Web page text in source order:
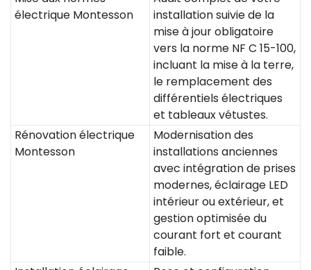
électrique Montesson
installation suivie de la
mise à jour obligatoire
vers la norme NF C 15-100,
incluant la mise à la terre,
le remplacement des
différentiels électriques
et tableaux vétustes.
Rénovation électrique
Montesson
Modernisation des
installations anciennes
avec intégration de prises
modernes, éclairage LED
intérieur ou extérieur, et
gestion optimisée du
courant fort et courant
faible.